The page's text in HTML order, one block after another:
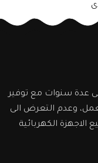
عدة سنوات مع توفير
وعدم التعرض الى
الكهربائية